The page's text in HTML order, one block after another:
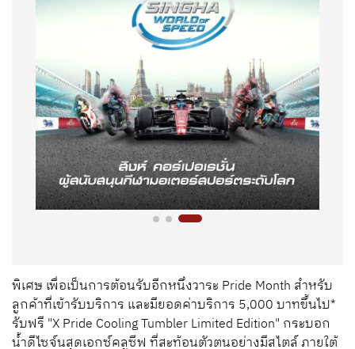
พิเศษ เพื่อเป็นการต้อนรับอีกหนึ่งวาระ Pride Month สำหรับ
ลูกค้าที่เข้ารับบริการ และมียอดค่าบริการ 5,000 บาทขึ้นไป*
รับฟรี "X Pride Cooling Tumbler Limited Edition" กระบอก
น้ำดีไซจ์นสุดเอกซ์คลูซีฟ ที่สะท้อนตัวตนอย่างมีสไตล์ ภายใต้